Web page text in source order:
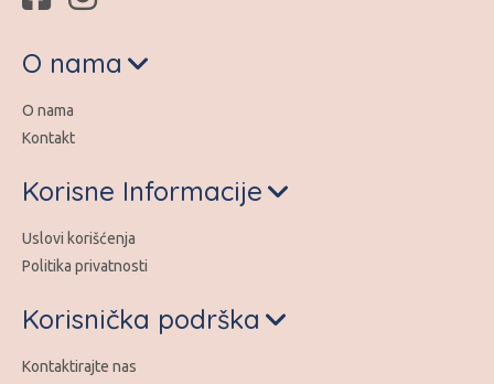
O nama
O nama
Kontakt
Korisne Informacije
Uslovi korišćenja
Politika privatnosti
Korisnička podrška
Kontaktirajte nas